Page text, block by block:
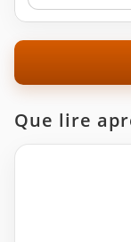
Que lire